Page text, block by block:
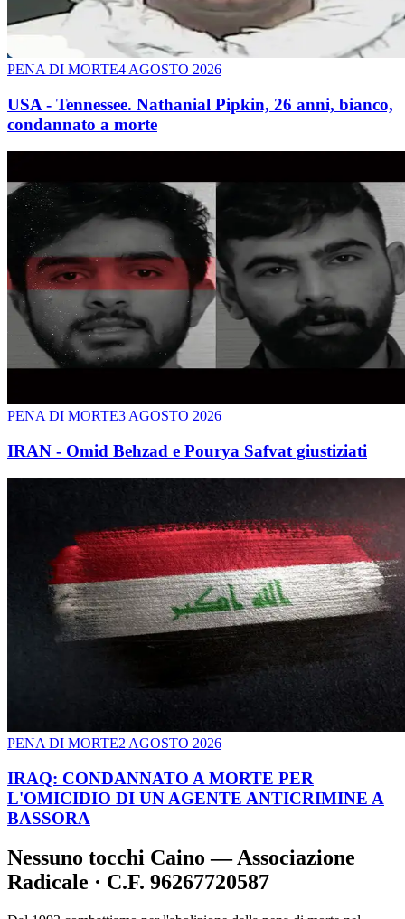
PENA DI MORTE4 AGOSTO 2026
USA - Tennessee. Nathanial Pipkin, 26 anni, bianco,
condannato a morte
PENA DI MORTE3 AGOSTO 2026
IRAN - Omid Behzad e Pourya Safvat giustiziati
PENA DI MORTE2 AGOSTO 2026
IRAQ: CONDANNATO A MORTE PER
L'OMICIDIO DI UN AGENTE ANTICRIMINE A
BASSORA
Nessuno tocchi Caino — Associazione
Radicale · C.F. 96267720587